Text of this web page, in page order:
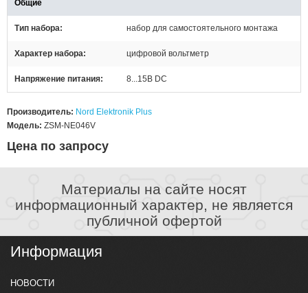
Общие
Тип набора набор для самостоятельного монтажа
Характер набора цифровой вольтметр
Напряжение питания 8...15В DC
Производитель: Nord Elektronik Plus
Модель: ZSM-NE046V
Цена по запросу
Материалы на сайте носят
информационный характер, не является
публичной офертой
Информация
НОВОСТИ